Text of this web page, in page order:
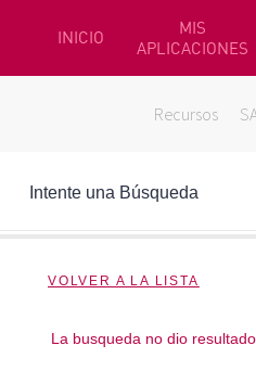
INICIO
MIS
APLICACIONES
Recursos